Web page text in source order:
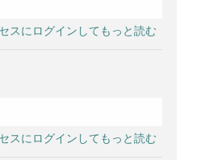
スにログインしてもっと読む
スにログインしてもっと読む